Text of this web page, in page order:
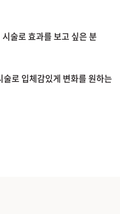
술로 효과를 보고 싶은 분
술로 입체감있게 변화를 원하는